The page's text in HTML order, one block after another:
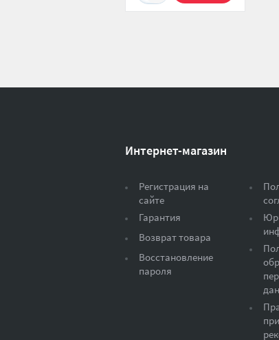
Интернет-магазин
Регистрация на
сайте
Гарантия
Возврат товара
Восстановление
пароля